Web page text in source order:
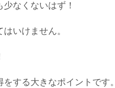
なくないはず！
いけません。
する大きなポイントです。